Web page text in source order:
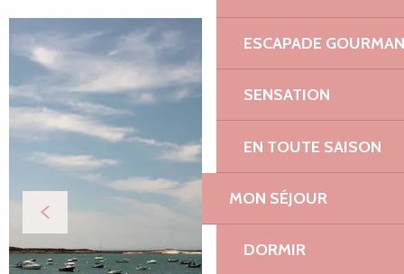
ESCAPADE
SENSATION
EN TOUTE SAISON
MON SÉJOUR
DORMIR